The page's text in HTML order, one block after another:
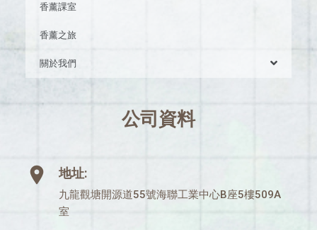
香薰課室
香薰之旅
關於我們
公司資料
地址:
九龍觀塘開源道55號海聯工業中心B座5樓509A
室